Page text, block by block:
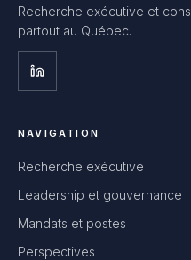
Recherche exécutive et
partout au Québec.
NAVIGATION
Recherche exécutive
Leadership et gouvernance
Mandats et postes
Perspectives